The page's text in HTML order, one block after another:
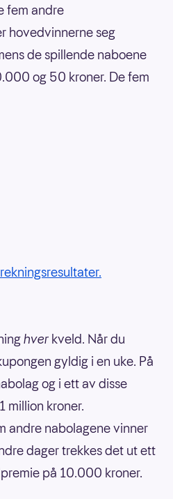
fem andre
hovedvinnerne seg
de spillende naboene
og 50 kroner. De fem
hver kveld. Når du
gyldig i en uke. På
og i ett av disse
million kroner.
andre nabolagene vinner
dager trekkes det ut ett
på 10.000 kroner.